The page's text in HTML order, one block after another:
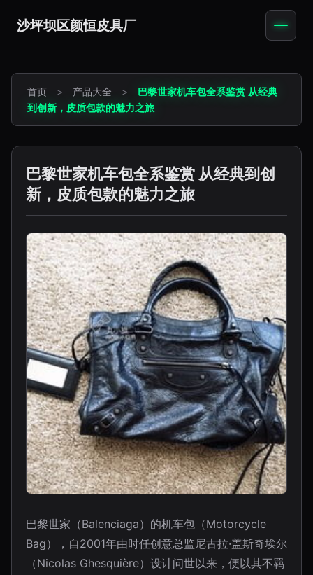
沙坪坝区颜恒皮具厂
首页 > 产品大全 >
巴黎世家机车包全系鉴赏 从经典
到创新，皮质包款的魅力之旅
巴黎世家机车包全系鉴赏 从经典到创
新，皮质包款的魅力之旅
巴黎世家（Balenciaga）的机车包（Motorcycle
Bag），自2001年由时任创意总监尼古拉·盖斯奇埃尔
（Nicolas Ghesquière）设计问世以来，便以其不羁